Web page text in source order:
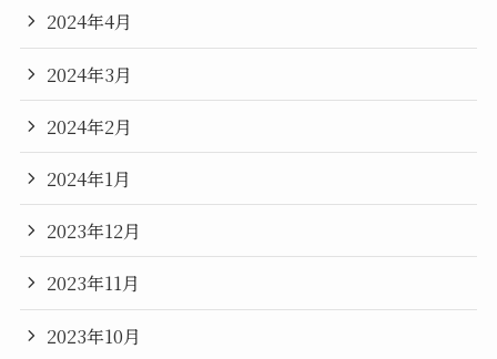
2024年4月
2024年3月
2024年2月
2024年1月
2023年12月
2023年11月
2023年10月